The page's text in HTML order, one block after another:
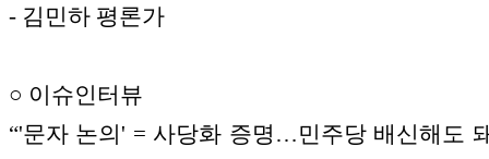
- 김민하 평론가
○ 이슈인터뷰
“'문자 논의' = 사당화 증명…민주당 배신해도